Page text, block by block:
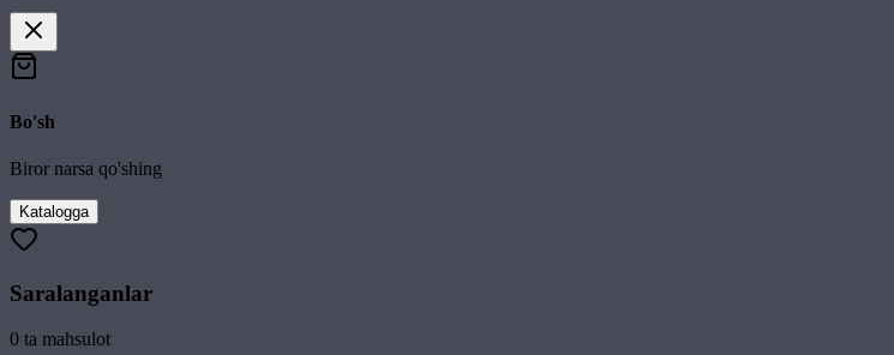
Bo'sh
Biror narsa qo'shing
Katalogga
Saralanganlar
0 ta mahsulot